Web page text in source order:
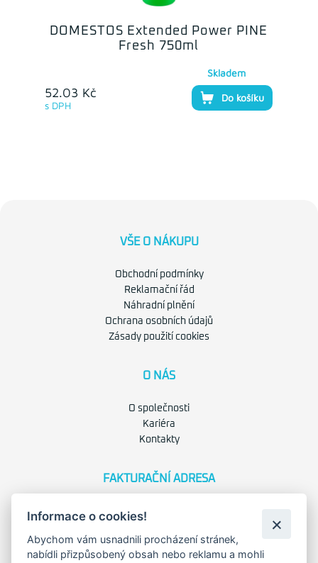
DOMESTOS Extended Power PINE
Fresh 750ml
52.03 Kč
s DPH
Skladem
Do košíku
VŠE O NÁKUPU
Obchodní podmínky
Reklamační řád
Náhradní plnění
Ochrana osobních údajů
Zásady použití cookies
O NÁS
O společnosti
Kariéra
Kontakty
FAKTURAČNÍ ADRESA
Družstevní 1394/12
Praha 4 - Nusle, 140 00
DIČ: CZ28404009
Informace o cookies!
Abychom vám usnadnili procházení stránek,
nabídli přizpůsobený obsah nebo reklamu a mohli